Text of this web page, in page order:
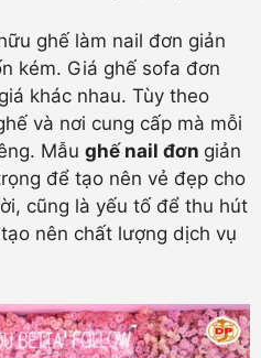
ghế làm nail đơn giản
kém. Giá ghế sofa đơn
khác nhau. Tùy theo
và nơi cung cấp mà mỗi
Mẫu ghế nail đơn giản
để tạo nên vẻ đẹp cho
cũng là yếu tố để thu hút
nên chất lượng dịch vụ